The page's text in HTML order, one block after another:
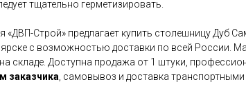
тщательно герметизировать.
«ДВП-Строй» предлагает купить столешницу Дуб
с возможностью доставки по всей России.
складе. Доступна продажа от 1 штуки,
заказчика , самовывоз и доставка